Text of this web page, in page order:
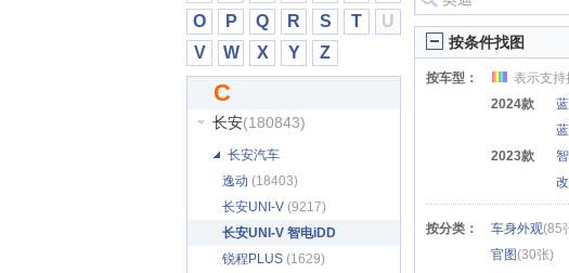
O
P Q R S T
U
V
W X Y Z
Corbellati (5)
Cupra(1825)
Czinger(79)
曹操汽车
长安(180843)
长安汽车
逸动 (18403)
长安UNI-V (9217)
长安UNI-V 智电iDD
(2657)
锐程PLUS (1629)
C
按条件找图
按车型： 表示支持
2024款
2023款
按分类： 车身外观(85
官图(30张)